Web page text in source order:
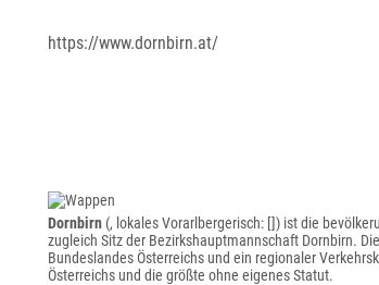
https://www.dornbirn.at/
Dornbirn (, lokales Vorarlbergerisch: []) ist die
zugleich Sitz der Bezirkshauptmannschaft Dornbirn.
Bundeslandes Österreichs und ein regionaler
Österreichs und die größte ohne eigenes Statut.